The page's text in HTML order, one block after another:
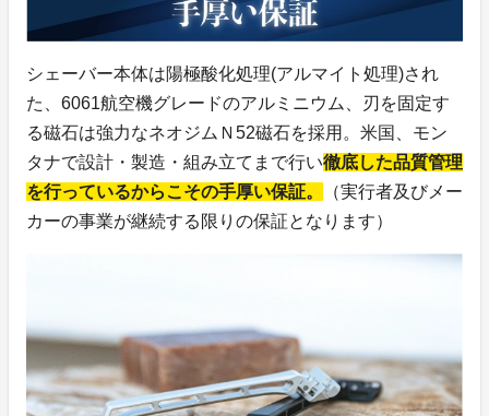
シェーバー本体は陽極酸化処理(アルマイト処理)され
た、6061航空機グレードのアルミニウム、刃を固定す
る磁石は強力なネオジムＮ52磁石を採用。米国、モン
タナで設計・製造・組み立てまで行い徹底した品質管理
を行っているからこその手厚い保証。
（実行者及びメー
カーの事業が継続する限りの保証となります）